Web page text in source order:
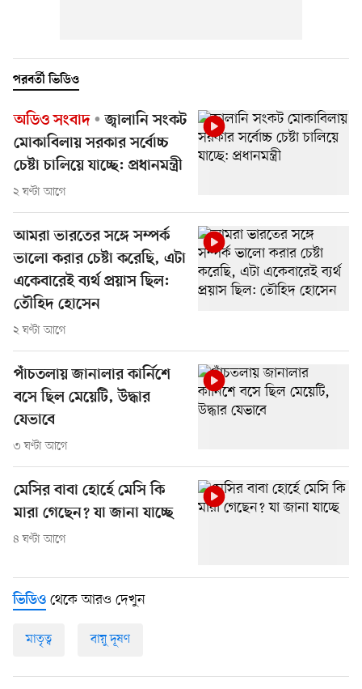
পরবর্তী ভিডিও
অডিও সংবাদ
জ্বালানি সংকট
মোকাবিলায় সরকার সর্বোচ্চ
চেষ্টা চালিয়ে যাচ্ছে: প্রধানমন্ত্রী
২ ঘণ্টা আগে
আমরা ভারতের সঙ্গে সম্পর্ক
ভালো করার চেষ্টা করেছি, এটা
একেবারেই ব্যর্থ প্রয়াস ছিল:
তৌহিদ হোসেন
২ ঘণ্টা আগে
পাঁচতলায় জানালার কার্নিশে
বসে ছিল মেয়েটি, উদ্ধার
যেভাবে
৩ ঘণ্টা আগে
মেসির বাবা হোর্হে মেসি কি
মারা গেছেন? যা জানা যাচ্ছে
৪ ঘণ্টা আগে
ভিডিও থেকে আরও দেখুন
মাতৃত্ব বায়ু দূষণ